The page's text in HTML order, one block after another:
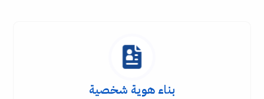
بناء هوية شخصية